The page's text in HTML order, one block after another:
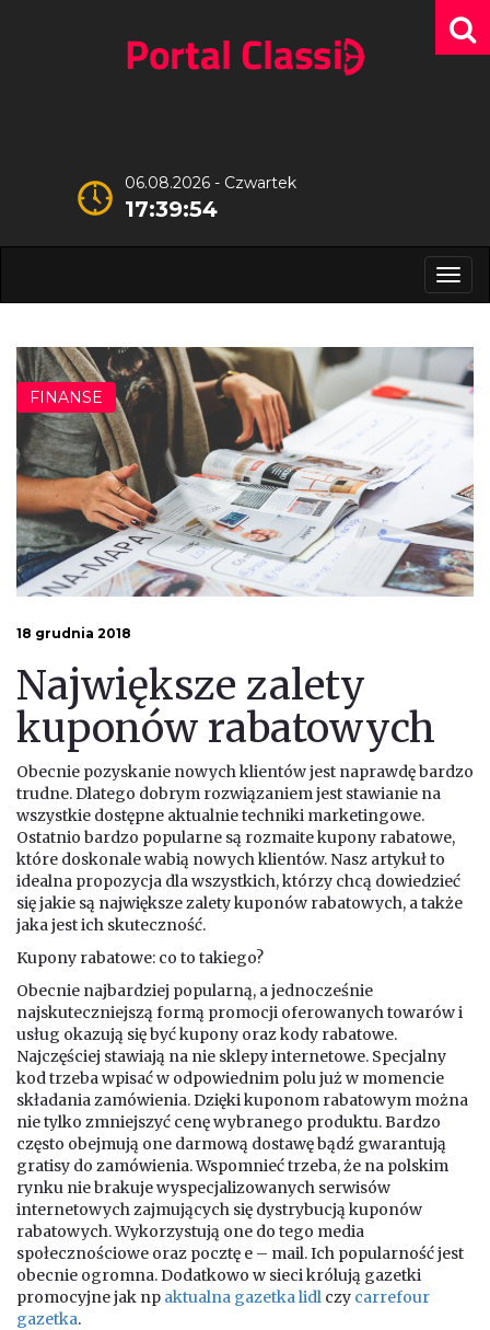
06.08.2026 - Czwartek
17:39:55
FINANSE
18 grudnia 2018
Największe zalety
kuponów rabatowych
Obecnie pozyskanie nowych klientów jest naprawdę bardzo
trudne. Dlatego dobrym rozwiązaniem jest stawianie na
wszystkie dostępne aktualnie techniki marketingowe.
Ostatnio bardzo popularne są rozmaite kupony rabatowe,
które doskonale wabią nowych klientów. Nasz artykuł to
idealna propozycja dla wszystkich, którzy chcą dowiedzieć
się jakie są największe zalety kuponów rabatowych, a także
jaka jest ich skuteczność.
Kupony rabatowe: co to takiego?
Obecnie najbardziej popularną, a jednocześnie
najskuteczniejszą formą promocji oferowanych towarów i
usług okazują się być kupony oraz kody rabatowe.
Najczęściej stawiają na nie sklepy internetowe. Specjalny
kod trzeba wpisać w odpowiednim polu już w momencie
składania zamówienia. Dzięki kuponom rabatowym można
nie tylko zmniejszyć cenę wybranego produktu. Bardzo
często obejmują one darmową dostawę bądź gwarantują
gratisy do zamówienia. Wspomnieć trzeba, że na polskim
rynku nie brakuje wyspecjalizowanych serwisów
internetowych zajmujących się dystrybucją kuponów
rabatowych. Wykorzystują one do tego media
społecznościowe oraz pocztę e – mail. Ich popularność jest
obecnie ogromna. Dodatkowo w sieci królują gazetki
promocyjne jak np aktualna gazetka lidl czy carrefour
gazetka.